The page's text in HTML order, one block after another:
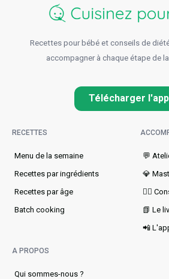
Recettes pour bébé et conseils de
accompagner à chaque étape de
Télécharger l'app
RECETTES
Menu de la semaine​
Recettes par ingrédients
Recettes par âge
Batch cooking
💬
💎
👩‍⚕️
📗 Le
📲
A PROPOS
Qui sommes-nous ?